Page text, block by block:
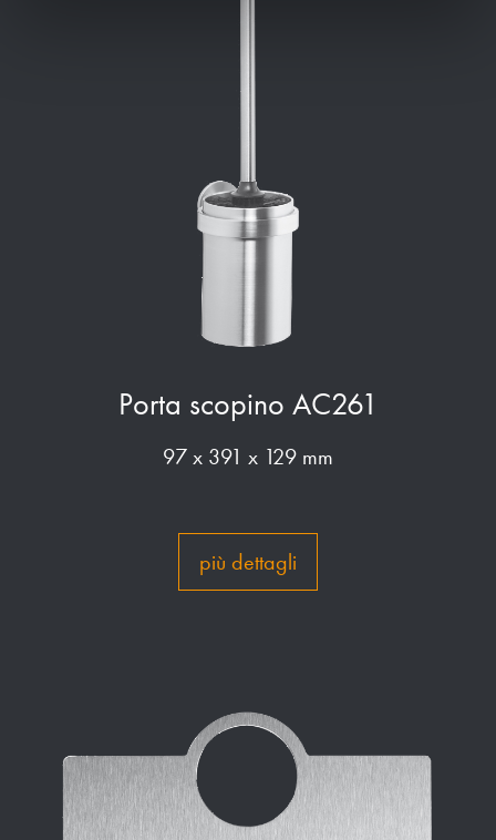
Porta scopino AC261
97 x 391 x 129 mm
più dettagli